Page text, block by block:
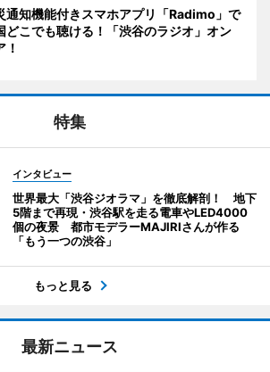
通知機能付きスマホアプリ「Radimo」で
どこでも聴ける！「渋谷のラジオ」オン
！
特集
インタビュー
世界最大「渋谷ジオラマ」を徹底解剖！ 地下
5階まで再現・渋谷駅を走る電車やLED4000
個の夜景 都市モデラーMAJIRIさんが作る
「もう一つの渋谷」
もっと見る
最新ニュース